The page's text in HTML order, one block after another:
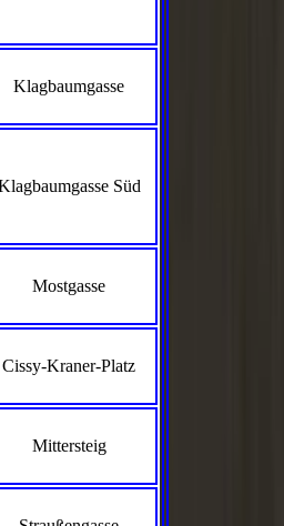
Klagbaumgasse
Süd
Mostgasse
Cissy-Kraner-Platz
Mittersteig